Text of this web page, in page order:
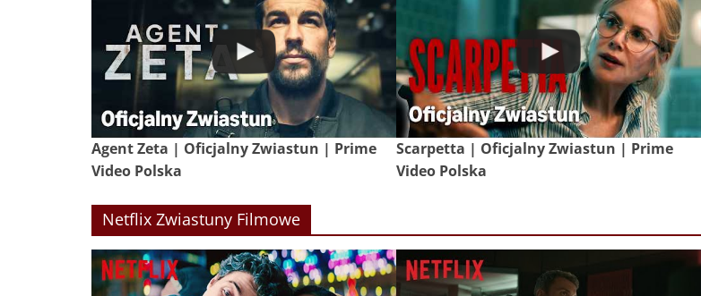
Agent Zeta | Oficjalny Zwiastun | Prime
Video Polska
Scarpetta | Oficjalny Zwiastun | Prime
Video Polska
Netflix Zwiastuny Filmowe